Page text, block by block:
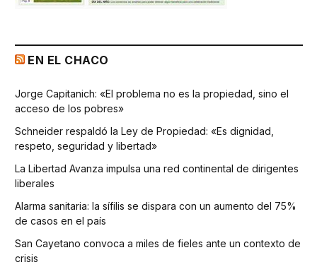
EN EL CHACO
Jorge Capitanich: «El problema no es la propiedad, sino el
acceso de los pobres»
Schneider respaldó la Ley de Propiedad: «Es dignidad,
respeto, seguridad y libertad»
La Libertad Avanza impulsa una red continental de dirigentes
liberales
Alarma sanitaria: la sífilis se dispara con un aumento del 75%
de casos en el país
San Cayetano convoca a miles de fieles ante un contexto de
crisis